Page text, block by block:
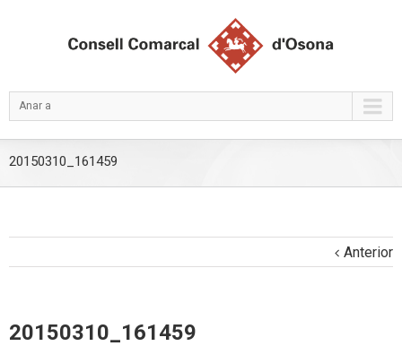
Anar a
20150310_161459
Anterior
20150310_161459